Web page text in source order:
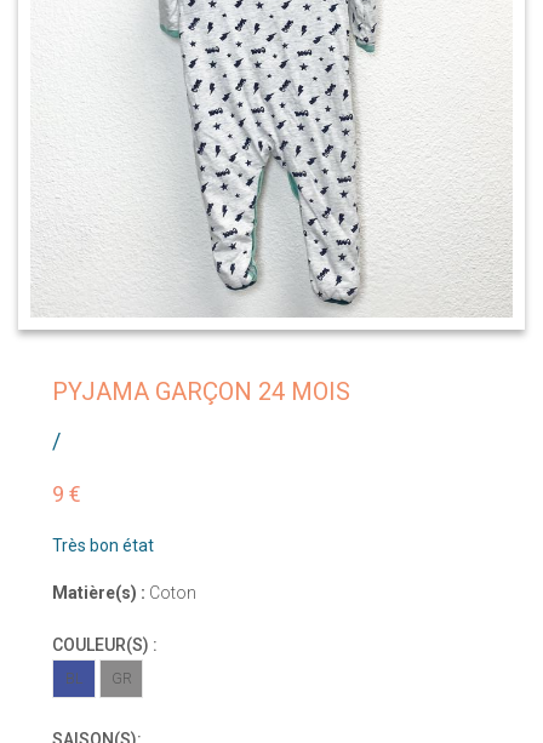
PYJAMA GARÇON 24 MOIS
/
9 €
Très bon état
Matière(s) : Coton
COULEUR(S) :
BL GR